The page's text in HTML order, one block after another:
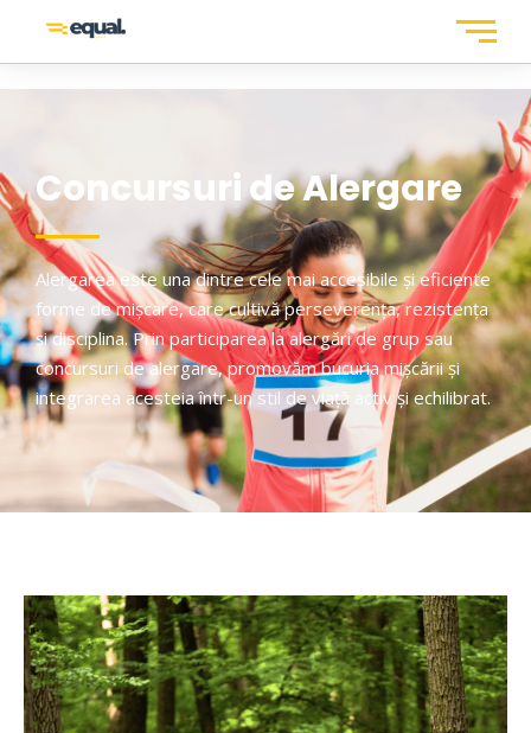
Concursuri de Alergare
Alergarea este una dintre cele mai accesibile și eficiente
forme de mișcare, care cultivă perseverența, rezistența
și disciplina. Prin participarea la alergări de grup sau
concursuri de alergare, promovăm bucuria mișcării și
integrarea acesteia într-un stil de viață activ și echilibrat.